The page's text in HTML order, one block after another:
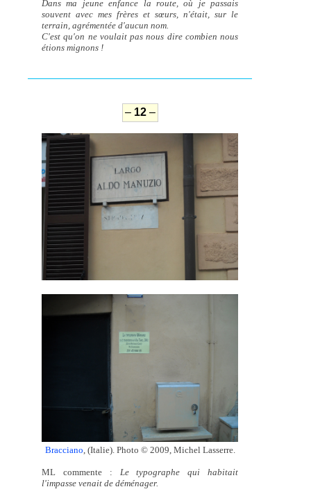
Dans ma jeune enfance la route, où je passais
souvent avec mes frères et sœurs, n'était, sur le
terrain, agrémentée d'aucun nom.
C'est qu'on ne voulait pas nous dire combien nous
étions mignons !
– 12–
Bracciano , (Italie). Photo © 2009, Michel Lasserre.
ML commente : Le typographe qui habitait
l'impasse venait de déménager.